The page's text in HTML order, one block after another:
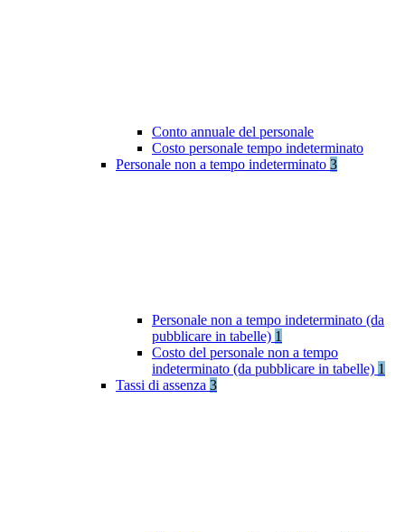
Conto annuale del personale
Costo personale tempo indeterminato
Personale non a tempo indeterminato 3
Personale non a tempo indeterminato (da
pubblicare in tabelle) 1
Costo del personale non a tempo
indeterminato (da pubblicare in tabelle) 1
Tassi di assenza 3